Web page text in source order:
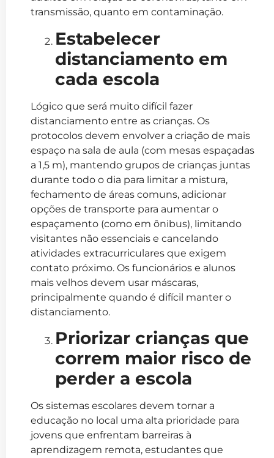
transmissão, quanto em contaminação.
Estabelecer
distanciamento em
cada escola
Lógico que será muito difícil fazer
distanciamento entre as crianças. Os
protocolos devem envolver a criação de mais
espaço na sala de aula (com mesas espaçadas
a 1,5 m), mantendo grupos de crianças juntas
durante todo o dia para limitar a mistura,
fechamento de áreas comuns, adicionar
opções de transporte para aumentar o
espaçamento (como em ônibus), limitando
visitantes não essenciais e cancelando
atividades extracurriculares que exigem
contato próximo. Os funcionários e alunos
mais velhos devem usar máscaras,
principalmente quando é difícil manter o
distanciamento.
Priorizar crianças que
correm maior risco de
perder a escola
Os sistemas escolares devem tornar a
educação no local uma alta prioridade para
jovens que enfrentam barreiras à
aprendizagem remota, estudantes que